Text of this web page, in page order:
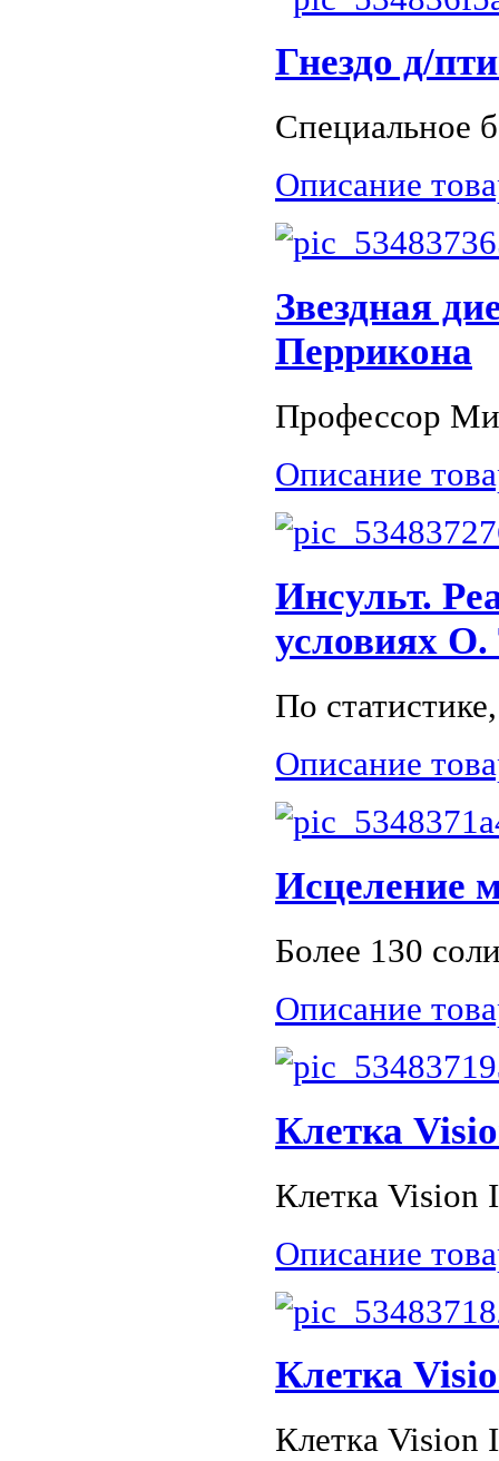
Гнездо д/
Специальное
Описание
Звездная
Перрикона
Профессор
Описание
Инсульт.
условиях О.
По
Описание
Исцеление
Более 130
Описание
Клетка
Клетка Vision
Описание
Клетка
Клетка Vision